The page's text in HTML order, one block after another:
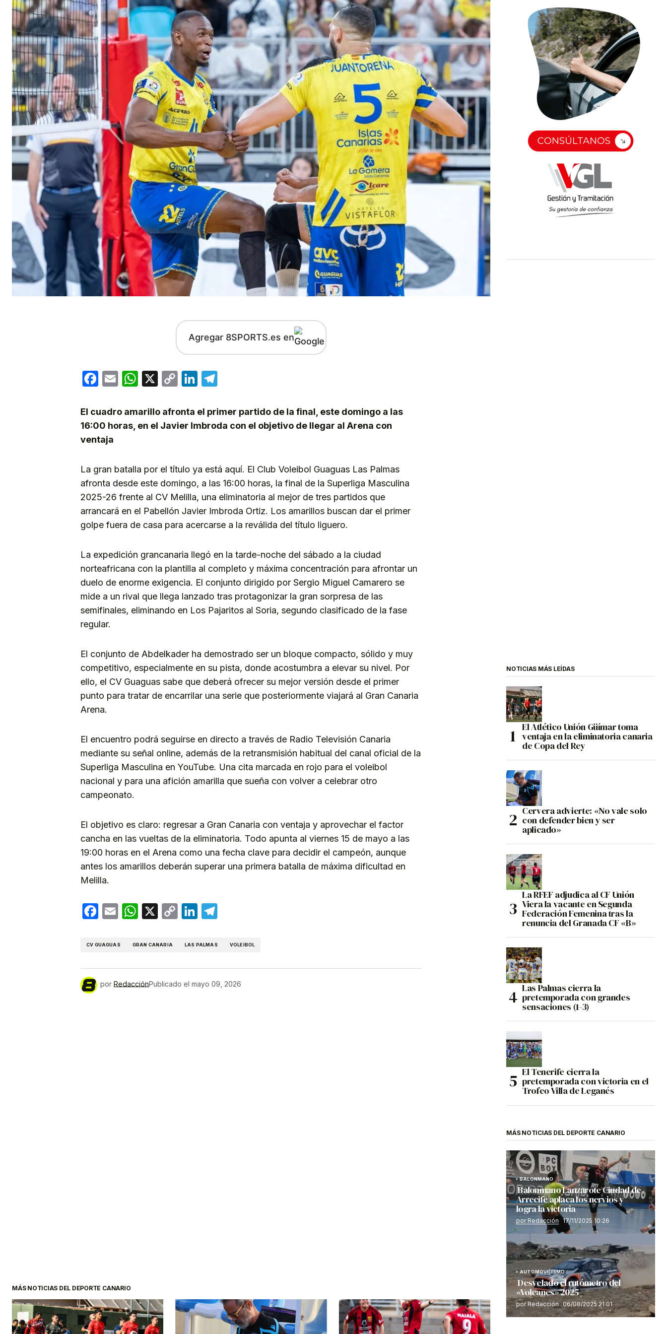
Agregar 8SPORTS.es en
Facebook
EmailWhatsApp
X
CopyLinkedIn
El cuadro amarillo afronta el primer partido de la final, este domingo a las
16:00 horas, en el Javier Imbroda con el objetivo de llegar al Arena con
ventaja
La gran batalla por el título ya está aquí. El Club Voleibol Guaguas Las Palmas
afronta desde este domingo, a las 16:00 horas, la final de la Superliga Masculina
2025-26 frente al CV Melilla, una eliminatoria al mejor de tres partidos que
arrancará en el Pabellón Javier Imbroda Ortiz. Los amarillos buscan dar el primer
golpe fuera de casa para acercarse a la reválida del título liguero.
La expedición grancanaria llegó en la tarde-noche del sábado a la ciudad
norteafricana con la plantilla al completo y máxima concentración para afrontar un
duelo de enorme exigencia. El conjunto dirigido por Sergio Miguel Camarero se
mide a un rival que llega lanzado tras protagonizar la gran sorpresa de las
semifinales, eliminando en Los Pajaritos al Soria, segundo clasificado de la fase
regular.
El conjunto de Abdelkader ha demostrado ser un bloque compacto, sólido y muy
competitivo, especialmente en su pista, donde acostumbra a elevar su nivel. Por
ello, el CV Guaguas sabe que deberá ofrecer su mejor versión desde el primer
punto para tratar de encarrilar una serie que posteriormente viajará al Gran Canaria
Arena.
El encuentro podrá seguirse en directo a través de Radio Televisión Canaria
mediante su señal online, además de la retransmisión habitual del canal oficial de la
Superliga Masculina en YouTube. Una cita marcada en rojo para el voleibol
nacional y para una afición amarilla que sueña con volver a celebrar otro
campeonato.
El objetivo es claro: regresar a Gran Canaria con ventaja y aprovechar el factor
cancha en las vueltas de la eliminatoria. Todo apunta al viernes 15 de mayo a las
19:00 horas en el Arena como una fecha clave para decidir el campeón, aunque
antes los amarillos deberán superar una primera batalla de máxima dificultad en
Melilla.
Facebook
EmailWhatsApp
X
CopyLinkedIn
CV GUAGUAS GRAN CANARIA LAS PALMAS VOLEIBOL
por RedacciónPublicado el mayo 09, 2026
MÁS NOTICIAS DEL DEPORTE CANARIO
NOTICIAS MÁS LEÍDAS
El Atlético Unión Güímar toma
ventaja en la eliminatoria canaria
de Copa del Rey
Cervera advierte: «No vale solo
con defender bien y ser
aplicado»
La RFEF adjudica al CF Unión
Viera la vacante en Segunda
Federación Femenina tras la
renuncia del Granada CF «B»
Las Palmas cierra la
pretemporada con grandes
sensaciones (1-3)
El Tenerife cierra la
pretemporada con victoria en el
Trofeo Villa de Leganés
MÁS NOTICIAS DEL DEPORTE CANARIO
BALONMANO
Balonmano Lanzarote Ciudad de
Arrecife aplaca los nervios y
logra la victoria
por Redacción 17/11/2025 10:26
AUTOMOVILISMO
Desvelado el rutómetro del
«Volcanes» 2025
por Redacción 06/08/2025 21:01